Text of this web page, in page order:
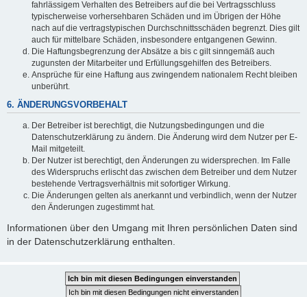
fahrlässigem Verhalten des Betreibers auf die bei Vertragsschluss
typischerweise vorhersehbaren Schäden und im Übrigen der Höhe
nach auf die vertragstypischen Durchschnittsschäden begrenzt. Dies gilt
auch für mittelbare Schäden, insbesondere entgangenen Gewinn.
Die Haftungsbegrenzung der Absätze a bis c gilt sinngemäß auch
zugunsten der Mitarbeiter und Erfüllungsgehilfen des Betreibers.
Ansprüche für eine Haftung aus zwingendem nationalem Recht bleiben
unberührt.
6. ÄNDERUNGSVORBEHALT
Der Betreiber ist berechtigt, die Nutzungsbedingungen und die
Datenschutzerklärung zu ändern. Die Änderung wird dem Nutzer per E-
Mail mitgeteilt.
Der Nutzer ist berechtigt, den Änderungen zu widersprechen. Im Falle
des Widerspruchs erlischt das zwischen dem Betreiber und dem Nutzer
bestehende Vertragsverhältnis mit sofortiger Wirkung.
Die Änderungen gelten als anerkannt und verbindlich, wenn der Nutzer
den Änderungen zugestimmt hat.
Informationen über den Umgang mit Ihren persönlichen Daten sind
in der Datenschutzerklärung enthalten.